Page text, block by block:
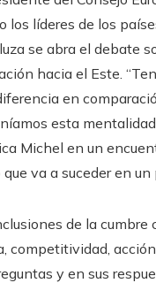
los líderes de los
se abra el debate
hacia el Este.
en
esta
Michel en un
va a suceder en un
de la
competitividad,
y en sus